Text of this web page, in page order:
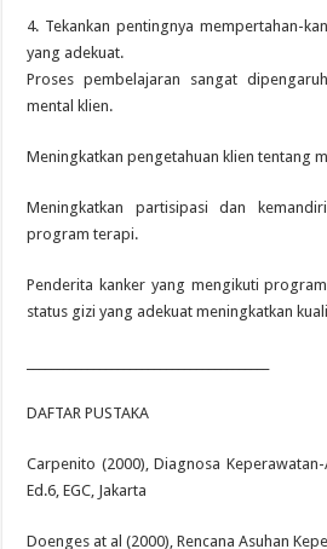
4. Tekankan pentingnya mempertahan-
yang adekuat.
Proses pembelajaran sangat
mental klien.
Meningkatkan pengetahuan klien tentang
Meningkatkan partisipasi dan
program terapi.
Penderita kanker yang mengikuti
status gizi yang adekuat meningkatkan
DAFTAR PUSTAKA
Carpenito (2000), Diagnosa
Ed.6, EGC, Jakarta
Doenges at al (2000), Rencana Asuhan